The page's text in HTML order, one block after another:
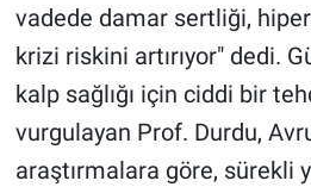
vadede damar sertliği,
krizi riskini artırıyor" dedi.
kalp sağlığı için ciddi bir
vurgulayan Prof. Durdu,
araştırmalara göre, sürekli